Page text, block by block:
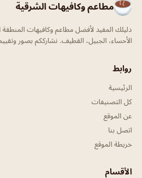
مطاعم وكافيهات الشرقية
دليلك المفيد لأفضل مطاعم وكافيهات المنطقة
الأحساء، الجبيل، القطيف. نشارككم بصور
روابط
الرئيسية
كل التصنيفات
عن الموقع
اتصل بنا
خريطة الموقع
الأقسام